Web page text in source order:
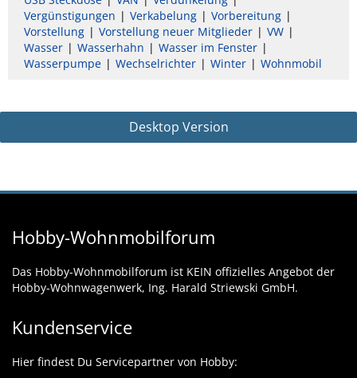
Vergünstigungen
Verkabelung
Vorbereitung
Vorstellung
Vorstellung neuer Mitglieder
VW
Wasser
Wasserhahn
Wasser im Fenster
Wasserpumpe
Wechselrichter Winter Wohnmobil
Desktop Version
Hobby-Wohnmobilforum
Das Hobby-Wohnmobilforum ist KEIN offizielles Angebot der
Hobby-Wohnwagenwerk, Ing. Harald Striewski GmbH.
Kundenservice
Hier findest Du Servicepartner von Hobby: